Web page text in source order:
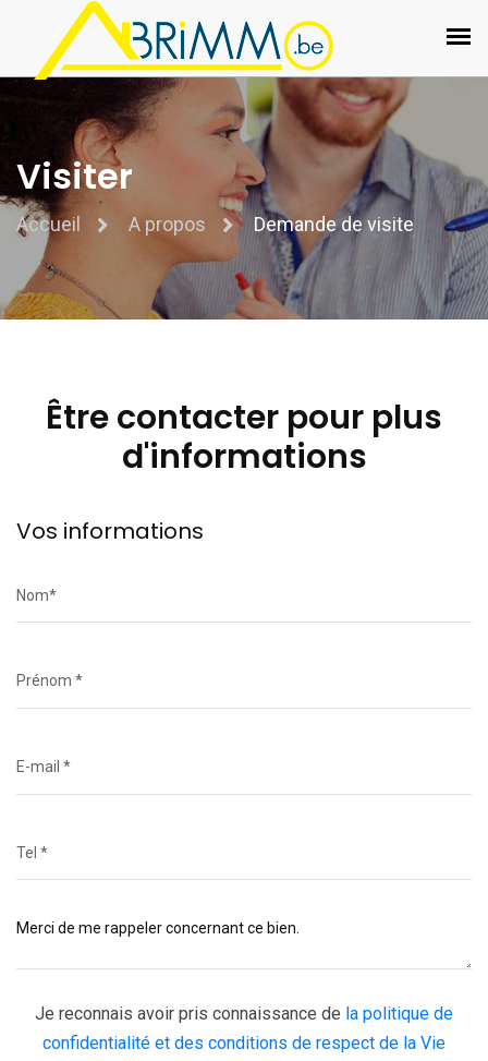
Visiter
Accueil A propos Demande de visite
Être contacter pour plus
d'informations
Vos informations
Je reconnais avoir pris connaissance de la politique de
confidentialité et des conditions de respect de la Vie